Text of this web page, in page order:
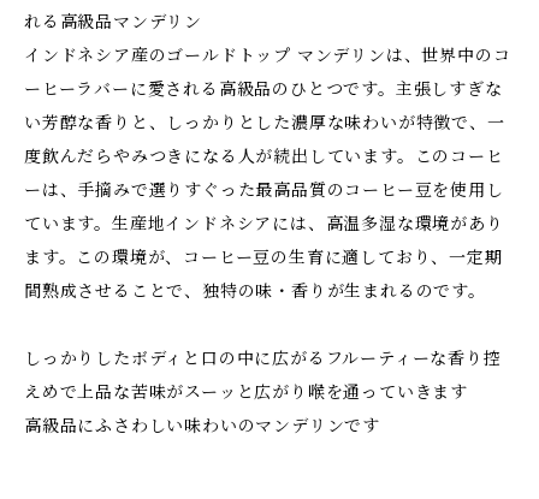
れる高級品マンデリン
インドネシア産のゴールドトップ マンデリンは、世界中のコ
ーヒーラバーに愛される高級品のひとつです。主張しすぎな
い芳醇な香りと、しっかりとした濃厚な味わいが特徴で、一
度飲んだらやみつきになる人が続出しています。このコーヒ
ーは、手摘みで選りすぐった最高品質のコーヒー豆を使用し
ています。生産地インドネシアには、高温多湿な環境があり
ます。この環境が、コーヒー豆の生育に適しており、一定期
間熟成させることで、独特の味・香りが生まれるのです。
しっかりしたボディと口の中に広がるフルーティーな香り控
えめで上品な苦味がスーッと広がり喉を通っていきます
高級品にふさわしい味わいのマンデリンです